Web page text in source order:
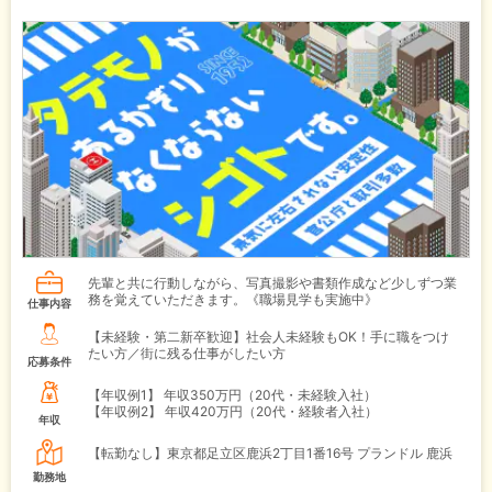
仕事内容
先輩と共に行動しながら、写真撮影や書類作成など少しずつ業
務を覚えていただきます。《職場見学も実施中》
応募条件
【未経験・第二新卒歓迎】社会人未経験もOK！手に職をつけ
たい方／街に残る仕事がしたい方
年収
【年収例1】
年収350万円（20代・未経験入社）
【年収例2】
年収420万円（20代・経験者入社）
勤務地
【転勤なし】東京都足立区鹿浜2丁目1番16号 プランドル 鹿浜